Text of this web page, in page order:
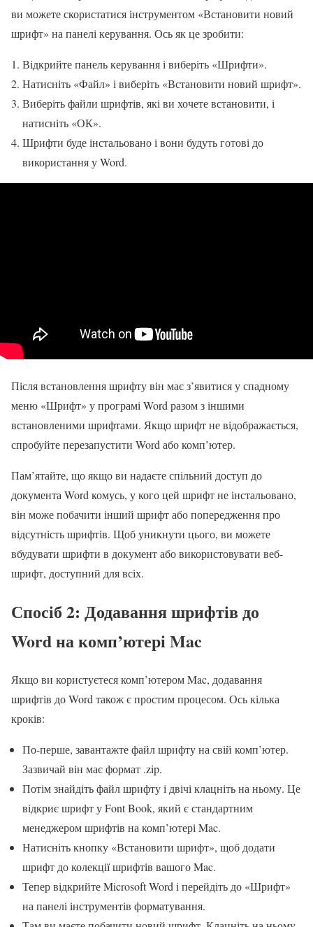
ви можете скористатися інструментом «Встановити новий
шрифт» на панелі керування. Ось як це зробити:
Відкрийте панель керування і виберіть «Шрифти».
Натисніть «Файл» і виберіть «Встановити новий шрифт».
Виберіть файли шрифтів, які ви хочете встановити, і
натисніть «ОК».
Шрифти буде інстальовано і вони будуть готові до
використання у Word.
Після встановлення шрифту він має з’явитися у спадному
меню «Шрифт» у програмі Word разом з іншими
встановленими шрифтами. Якщо шрифт не відображається,
спробуйте перезапустити Word або комп’ютер.
Пам’ятайте, що якщо ви надаєте спільний доступ до
документа Word комусь, у кого цей шрифт не інстальовано,
він може побачити інший шрифт або попередження про
відсутність шрифтів. Щоб уникнути цього, ви можете
вбудувати шрифти в документ або використовувати веб-
шрифт, доступний для всіх.
Спосіб 2: Додавання шрифтів до
Word на комп’ютері Mac
Якщо ви користуєтеся комп’ютером Mac, додавання
шрифтів до Word також є простим процесом. Ось кілька
кроків:
По-перше, завантажте файл шрифту на свій комп’ютер.
Зазвичай він має формат .zip.
Потім знайдіть файл шрифту і двічі клацніть на ньому. Це
відкриє шрифт у Font Book, який є стандартним
менеджером шрифтів на комп’ютері Mac.
Натисніть кнопку «Встановити шрифт», щоб додати
шрифт до колекції шрифтів вашого Mac.
Тепер відкрийте Microsoft Word і перейдіть до «Шрифт»
на панелі інструментів форматування.